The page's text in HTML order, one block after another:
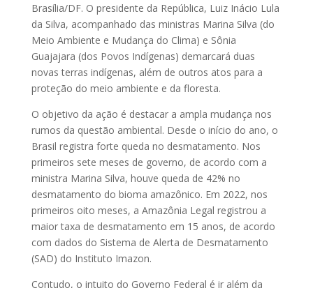
Brasília/DF. O presidente da República, Luiz Inácio Lula
da Silva, acompanhado das ministras Marina Silva (do
Meio Ambiente e Mudança do Clima) e Sônia
Guajajara (dos Povos Indígenas) demarcará duas
novas terras indígenas, além de outros atos para a
proteção do meio ambiente e da floresta.
O objetivo da ação é destacar a ampla mudança nos
rumos da questão ambiental. Desde o início do ano, o
Brasil registra forte queda no desmatamento. Nos
primeiros sete meses de governo, de acordo com a
ministra Marina Silva, houve queda de 42% no
desmatamento do bioma amazônico. Em 2022, nos
primeiros oito meses, a Amazônia Legal registrou a
maior taxa de desmatamento em 15 anos, de acordo
com dados do Sistema de Alerta de Desmatamento
(SAD) do Instituto Imazon.
Contudo, o intuito do Governo Federal é ir além da